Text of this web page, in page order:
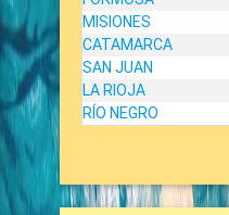
MISIONES
CATAMARCA
SAN JUAN
LA RIOJA
RÍO NEGRO